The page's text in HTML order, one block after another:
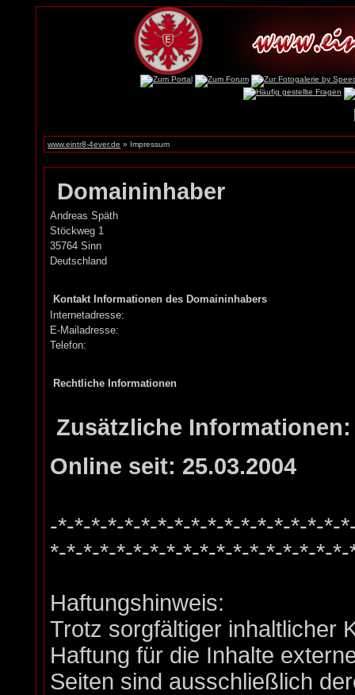
www.eintr8-4ever.de » Impressum
Domaininhaber
Andreas Späth
Stöckweg 1
35764 Sinn
Deutschland
Kontakt Informationen des Domaininhabers
Internetadresse:
E-Mailadresse:
Telefon:
Rechtliche Informationen
Zusätzliche Informationen:
Online seit: 25.03.2004
-*-*-*-*-*-*-*-*-*-*-*-*-*-*-*-*-*-
*-*-*-*-*-*-*-*-*-*-*-*-*-*-*-*-*-
Haftungshinweis:
Trotz sorgfältiger inhaltlicher
Haftung für die Inhalte
Seiten sind ausschließlich